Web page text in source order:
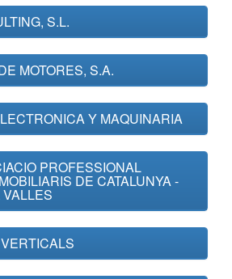
S.L.
MOTORES, S.A.
Y MAQUINARIA
PROFESSIONAL
DE CATALUNYA -